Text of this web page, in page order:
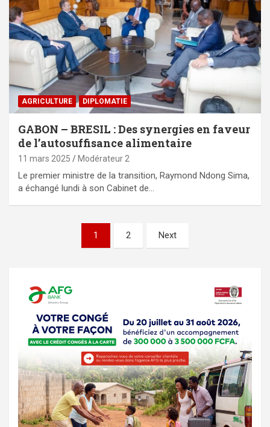
AGRICULTURE DIPLOMATIE
GABON – BRESIL : Des synergies en faveur
de l’autosuffisance alimentaire
11 mars 2025 Modérateur 2
Le premier ministre de la transition, Raymond Ndong Sima,
a échangé lundi à son Cabinet de…
1 2 Next